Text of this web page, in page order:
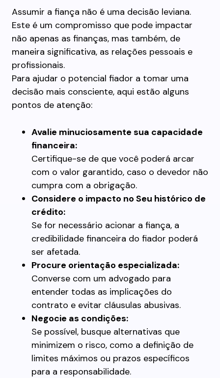
Assumir a fiança não é uma decisão leviana.
Este é um compromisso que pode impactar
não apenas as finanças, mas também, de
maneira significativa, as relações pessoais e
profissionais.
Para ajudar o potencial fiador a tomar uma
decisão mais consciente, aqui estão alguns
pontos de atenção:
Avalie minuciosamente sua capacidade
financeira:
Certifique-se de que você poderá arcar
com o valor garantido, caso o devedor não
cumpra com a obrigação.
Considere o impacto no Seu histórico de
crédito:
Se for necessário acionar a fiança, a
credibilidade financeira do fiador poderá
ser afetada.
Procure orientação especializada:
Converse com um advogado para
entender todas as implicações do
contrato e evitar cláusulas abusivas.
Negocie as condições:
Se possível, busque alternativas que
minimizem o risco, como a definição de
limites máximos ou prazos específicos
para a responsabilidade.